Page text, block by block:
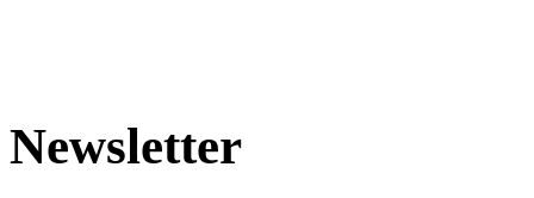
Newsletter